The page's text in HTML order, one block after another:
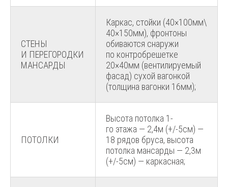
СТЕНЫ
И ПЕРЕГОРОДКИ
МАНСАРДЫ
Каркас, стойки (40×100мм\
40×150мм), фронтоны
обиваются снаружи
по контробрешетке
20×40мм (вентилируемый
фасад) сухой вагонкой
(толщина вагонки 16мм);
ПОТОЛКИ
Высота потолка 1-
го этажа — 2,4м (+/-5см) —
18 рядов бруса, высота
потолка мансарды — 2,3м
(+/-5см) — каркасная;